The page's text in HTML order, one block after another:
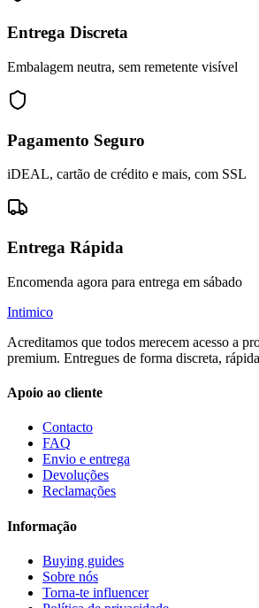
Entrega Discreta
Embalagem neutra, sem remetente visível
Pagamento Seguro
iDEAL, cartão de crédito e mais, com SSL
Entrega Rápida
Encomenda agora para entrega em sábado
Intimico
Acreditamos que todos merecem acesso a
premium. Entregues de forma discreta,
Apoio ao cliente
Contacto
FAQ
Envio e entrega
Devoluções
Reclamações
Informação
Buying guides
Sobre nós
Torna-te influencer